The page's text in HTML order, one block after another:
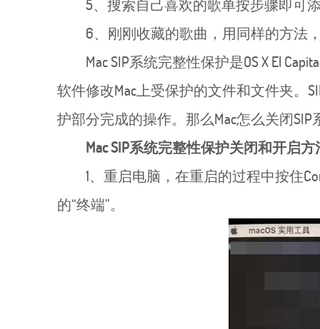
5、搜索自己喜欢的歌单按步骤即可
6、刚刚收藏的歌曲，用同样的方法
Mac SIP系统完整性保护是OS X El
软件修改Mac上受保护的文件和文件夹。
护部分完成的操作。那么Mac怎么关闭
Mac SIP系统完整性保护关闭和开启方
1、重启电脑，在重启的过程中按住
的“终端”。